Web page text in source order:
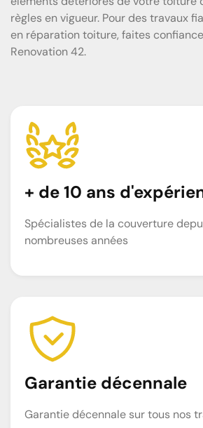
règles en vigueur. Pour des travaux
en réparation toiture, faites
Renovation 42.
+ de 10 ans
Spécialistes de la couverture
nombreuses années
Garantie décennale
Garantie décennale sur tous nos